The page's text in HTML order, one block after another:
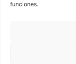
funciones.